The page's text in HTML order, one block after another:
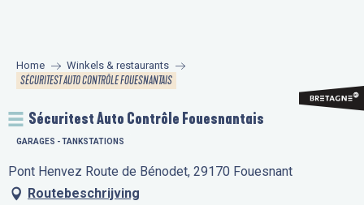
principal
Home Winkels & restaurants
SÉCURITEST AUTO CONTRÔLE FOUESNANTAIS
Sécuritest Auto Contrôle Fouesnantais
GARAGES - TANKSTATIONS
Pont Henvez Route de Bénodet, 29170 Fouesnant
Routebeschrijving